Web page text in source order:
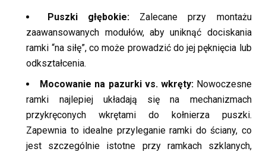
Puszki głębokie:Zalecane przy montażu
zaawansowanych modułów, aby uniknąć dociskania
ramki “na siłę”, co może prowadzić do jej pęknięcia lub
odkształcenia.
Mocowanie na pazurki vs. wkręty:Nowoczesne
ramki najlepiej układają się na mechanizmach
przykręconych wkrętami do kołnierza puszki.
Zapewnia to idealne przyleganie ramki do ściany, co
jest szczególnie istotne przy ramkach szklanych,